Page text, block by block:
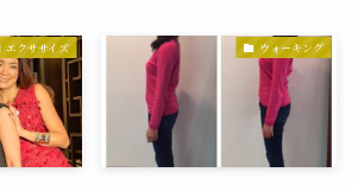
エクササイズ ウォーキング